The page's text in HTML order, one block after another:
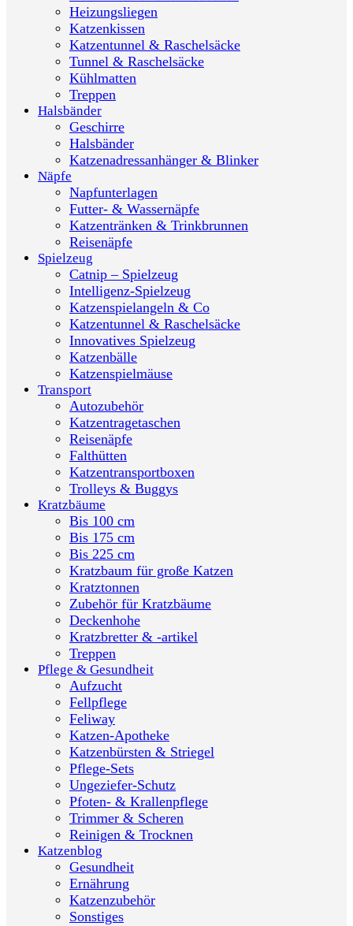
Heizungsliegen
Katzenkissen
Katzentunnel & Raschelsäcke
Tunnel & Raschelsäcke
Kühlmatten
Treppen
Halsbänder
Geschirre
Halsbänder
Katzenadressanhänger & Blinker
Näpfe
Napfunterlagen
Futter- & Wassernäpfe
Katzentränken & Trinkbrunnen
Reisenäpfe
Spielzeug
Catnip – Spielzeug
Intelligenz-Spielzeug
Katzenspielangeln & Co
Katzentunnel & Raschelsäcke
Innovatives Spielzeug
Katzenbälle
Katzenspielmäuse
Transport
Autozubehör
Katzentragetaschen
Reisenäpfe
Falthütten
Katzentransportboxen
Trolleys & Buggys
Kratzbäume
Bis 100 cm
Bis 175 cm
Bis 225 cm
Kratzbaum für große Katzen
Kratztonnen
Zubehör für Kratzbäume
Deckenhohe
Kratzbretter & -artikel
Treppen
Pflege & Gesundheit
Aufzucht
Fellpflege
Feliway
Katzen-Apotheke
Katzenbürsten & Striegel
Pflege-Sets
Ungeziefer-Schutz
Pfoten- & Krallenpflege
Trimmer & Scheren
Reinigen & Trocknen
Katzenblog
Gesundheit
Ernährung
Katzenzubehör
Sonstiges